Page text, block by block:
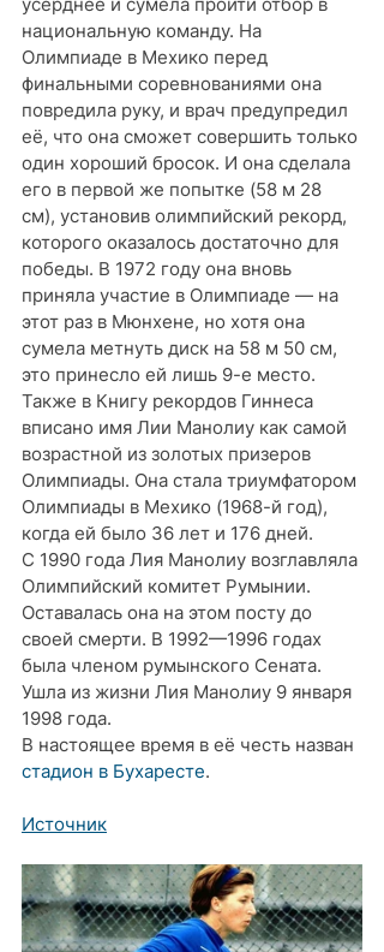
национальную команду. На
Олимпиаде в Мехико перед
финальными соревнованиями она
повредила руку, и врач предупредил
её, что она сможет совершить только
один хороший бросок. И она сделала
его в первой же попытке (58 м 28
см), установив олимпийский рекорд,
которого оказалось достаточно для
победы. В 1972 году она вновь
приняла участие в Олимпиаде — на
этот раз в Мюнхене, но хотя она
сумела метнуть диск на 58 м 50 см,
это принесло ей лишь 9-е место.
Также в Книгу рекордов Гиннеса
вписано имя Лии Манолиу как самой
возрастной из золотых призеров
Олимпиады. Она стала триумфатором
Олимпиады в Мехико (1968-й год),
когда ей было 36 лет и 176 дней.
С 1990 года Лия Манолиу возглавляла
Олимпийский комитет Румынии.
Оставалась она на этом посту до
своей смерти. В 1992—1996 годах
была членом румынского Сената.
Ушла из жизни Лия Манолиу 9 января
1998 года.
В настоящее время в её честь назван
стадион в Бухаресте.
Источник